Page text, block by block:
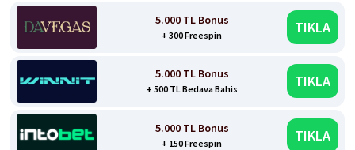
5.000 TL Bonus
+ 300 Freespin TIKLA
5.000 TL Bonus
+ 500 TL Bedava Bahis TIKLA
5.000 TL Bonus
+ 150 Freespin TIKLA